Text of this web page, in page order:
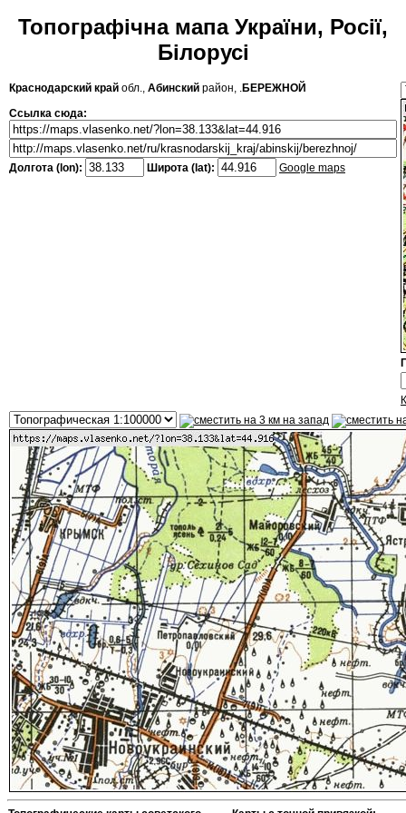
Топографічна мапа України, Росії,
Білорусі
Краснодарский край обл., Абинский район, .БЕРЕЖНОЙ
Ссылка сюда:
Долгота (lon): Широта (lat): Google maps